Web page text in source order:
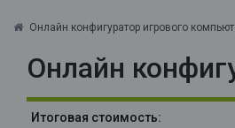
Онлайн конфигуратор игрового
Онлайн
Итоговая стоимость: